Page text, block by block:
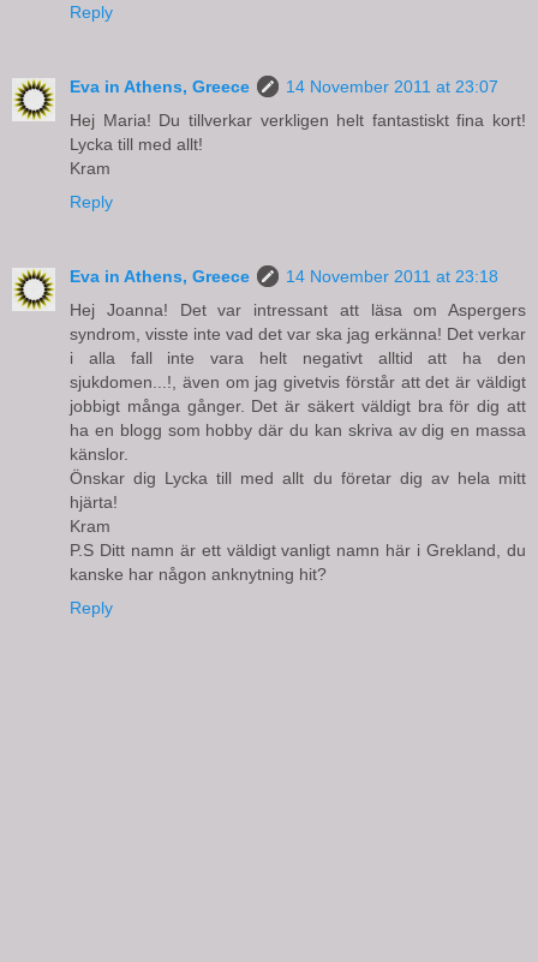
Reply
Eva in Athens, Greece
14 November 2011 at 23:07
Hej Maria! Du tillverkar verkligen helt fantastiskt fina kort!
Lycka till med allt!
Kram
Reply
Eva in Athens, Greece
14 November 2011 at 23:18
Hej Joanna! Det var intressant att läsa om Aspergers
syndrom, visste inte vad det var ska jag erkänna! Det verkar
i alla fall inte vara helt negativt alltid att ha den
sjukdomen...!, även om jag givetvis förstår att det är väldigt
jobbigt många gånger. Det är säkert väldigt bra för dig att
ha en blogg som hobby där du kan skriva av dig en massa
känslor.
Önskar dig Lycka till med allt du företar dig av hela mitt
hjärta!
Kram
P.S Ditt namn är ett väldigt vanligt namn här i Grekland, du
kanske har någon anknytning hit?
Reply